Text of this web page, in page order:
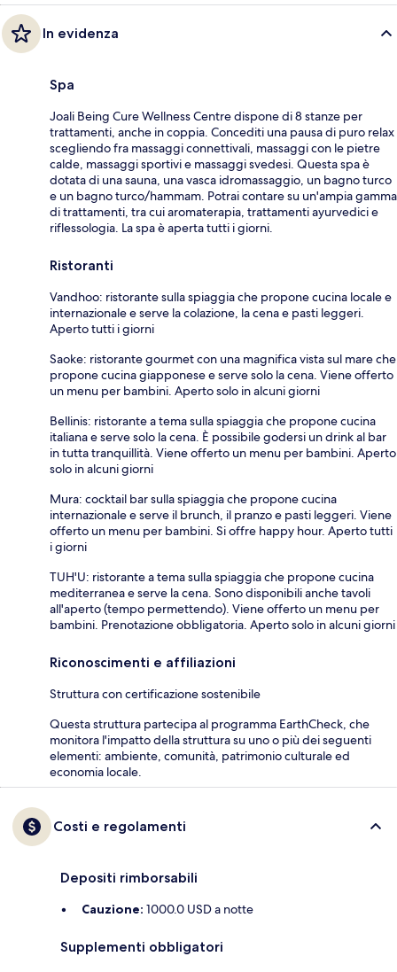
In evidenza
Spa
Joali Being Cure Wellness Centre dispone di 8 stanze per
trattamenti, anche in coppia. Concediti una pausa di puro relax
scegliendo fra massaggi connettivali, massaggi con le pietre
calde, massaggi sportivi e massaggi svedesi. Questa spa è
dotata di una sauna, una vasca idromassaggio, un bagno turco
e un bagno turco/hammam. Potrai contare su un'ampia gamma
di trattamenti, tra cui aromaterapia, trattamenti ayurvedici e
riflessologia. La spa è aperta tutti i giorni.
Ristoranti
Vandhoo: ristorante sulla spiaggia che propone cucina locale e
internazionale e serve la colazione, la cena e pasti leggeri.
Aperto tutti i giorni
Saoke: ristorante gourmet con una magnifica vista sul mare che
propone cucina giapponese e serve solo la cena. Viene offerto
un menu per bambini. Aperto solo in alcuni giorni
Bellinis: ristorante a tema sulla spiaggia che propone cucina
italiana e serve solo la cena. È possibile godersi un drink al bar
in tutta tranquillità. Viene offerto un menu per bambini. Aperto
solo in alcuni giorni
Mura: cocktail bar sulla spiaggia che propone cucina
internazionale e serve il brunch, il pranzo e pasti leggeri. Viene
offerto un menu per bambini. Si offre happy hour. Aperto tutti
i giorni
TUH'U: ristorante a tema sulla spiaggia che propone cucina
mediterranea e serve la cena. Sono disponibili anche tavoli
all'aperto (tempo permettendo). Viene offerto un menu per
bambini. Prenotazione obbligatoria. Aperto solo in alcuni giorni
Riconoscimenti e affiliazioni
Struttura con certificazione sostenibile
Questa struttura partecipa al programma EarthCheck, che
monitora l'impatto della struttura su uno o più dei seguenti
elementi: ambiente, comunità, patrimonio culturale ed
economia locale.
Costi e regolamenti
Depositi rimborsabili
Cauzione: 1000.0 USD a notte
Supplementi obbligatori